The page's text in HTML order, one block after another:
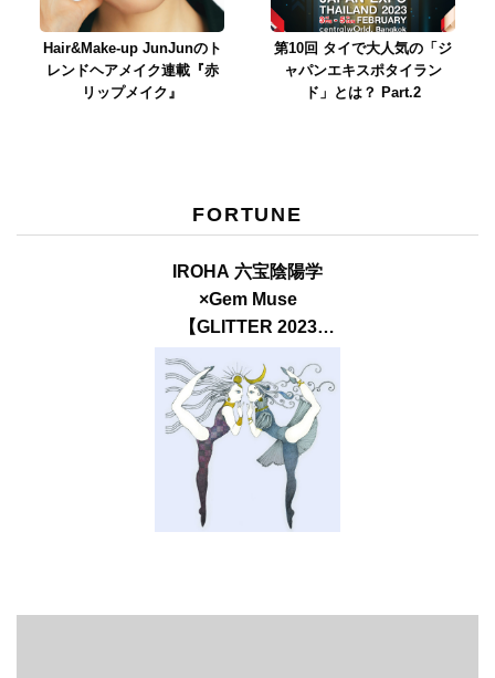
Hair&Make-up JunJunのト
レンドヘアメイク連載『赤
リップメイク』
第10回 タイで大人気の「ジ
ャパンエキスポタイラン
ド」とは？ Part.2
FORTUNE
IROHA 六宝陰陽学
×Gem Muse
【GLITTER 2023
SUMMER issue】